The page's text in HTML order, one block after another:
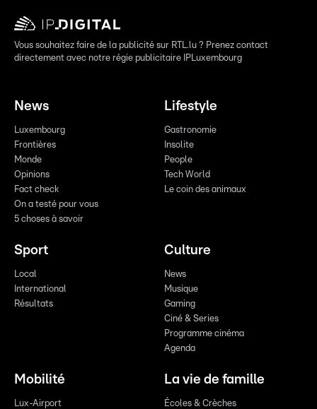
Vous souhaitez faire de la publicité sur RTL.lu ? Prenez contact
directement avec notre régie publicitaire IPLuxembourg
News
Luxembourg
Frontières
Monde
Opinions
Fact check
On a testé pour vous
5 choses à savoir
Lifestyle
Gastronomie
Insolite
People
Tech World
Le coin des animaux
Sport
Local
International
Résultats
Culture
News
Musique
Gaming
Ciné & Series
Programme cinéma
Agenda
Mobilité
Lux-Airport
La vie de famille
Écoles & Crèches